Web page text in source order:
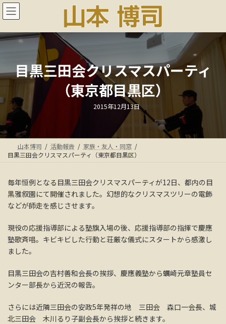
コ
ン
ン
キ
プ
ナ
ビ
ー
に
動
目黒三田会クリスマスパーティ
（東京都目黒区）
最
時
:
2015年12月13日
山本博司 活動報告
家族・友人・同窓
目黒三田会クリスマスパーティ（東京都目黒区）
毎年恒例となる目黒三田会クリスマスパーティが12日、都内の目
黒雅叙園にて開催されました。幻想的なクリスマスツリーの電飾
などが師走を感じさせます。
現役の応援指導部による塾旗入場の後、応援指導部の指揮で慶應
塾歌斉唱。キビキビした行動と荘厳な儀式にスタートから感激し
ました。
目黒三田会の吉村善和会長の挨拶、慶應義塾から蠣崎元章塾員セ
ンター部長から近況の報告。
さらには近隣三田会の安政5年発祥の地 三田会 森口一会長、城
北三田会 木川るり子副会長から挨拶と続きます。